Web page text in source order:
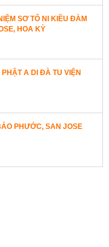
SƠ TỔ NI KIỀU ĐÀM
HOA KỲ
A DI ĐÀ TU VIỆN
PHƯỚC, SAN JOSE